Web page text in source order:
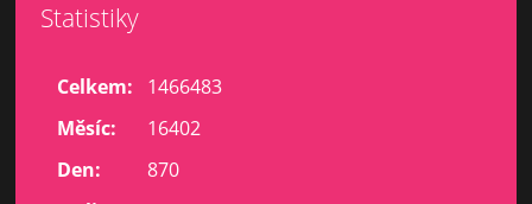
Statistiky
Celkem:
1466483
Měsíc:
16402
Den:
870